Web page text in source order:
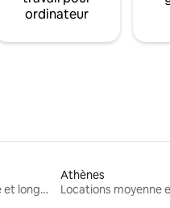
ordinateur
Locations moyenne et longue durée
Athènes